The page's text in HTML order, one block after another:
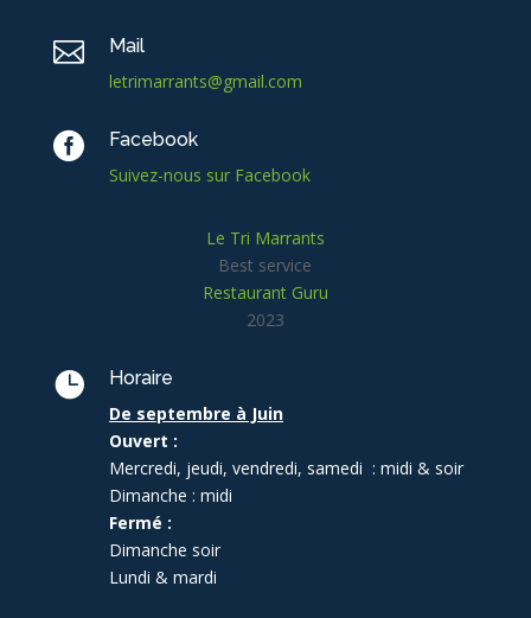

Mail
letrimarrants@gmail.com

Facebook
Suivez-nous sur Facebook
Le Tri Marrants
Best service
Restaurant Guru
2023

Horaire
De septembre à Juin
Ouvert :
Mercredi, jeudi, vendredi, samedi : midi & soir
Dimanche : midi
Fermé :
Dimanche soir
Lundi & mardi